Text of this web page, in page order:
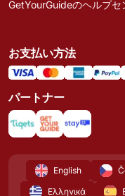
GetYourGuideのヘルプセ
お支払い方法
パートナー
English
Ελληνικά